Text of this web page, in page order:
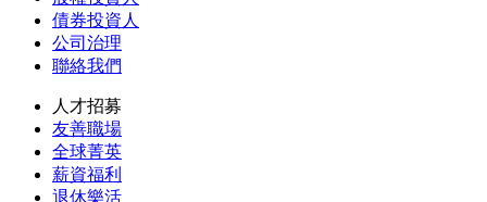
債券投資人
公司治理
聯絡我們
人才招募
友善職場
全球菁英
薪資福利
退休樂活